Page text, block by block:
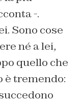
-.
Sono cose
né a lei,
quello che
è tremendo: